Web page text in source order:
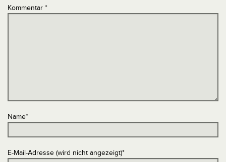
Kommentar *
Name*
E-Mail-Adresse (wird nicht angezeigt)*